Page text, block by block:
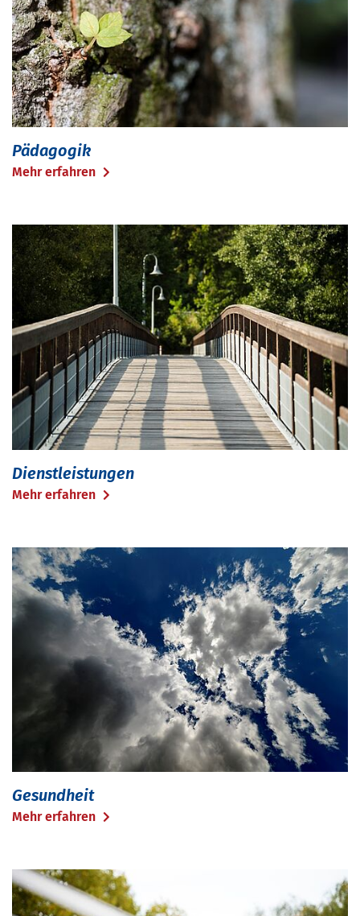
Pädagogik
Mehr erfahren
Dienstleistungen
Mehr erfahren
Gesundheit
Mehr erfahren